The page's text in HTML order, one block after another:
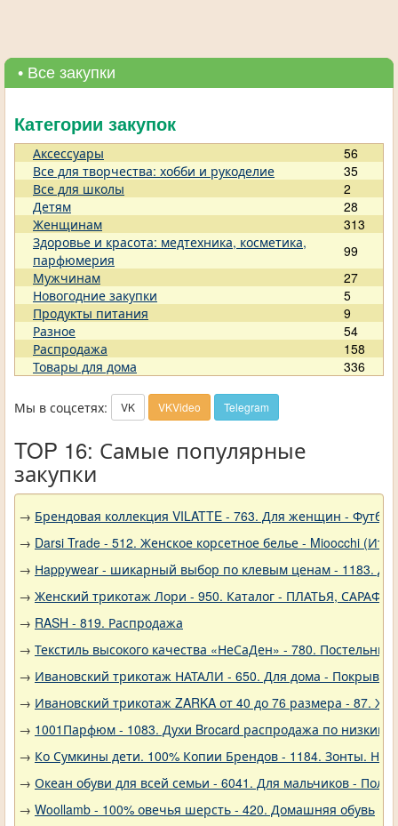
• Все закупки
Категории закупок
Аксессуары
56
Все для творчества: хобби и рукоделие
35
Все для школы
2
Детям
28
Женщинам
313
Здоровье и красота: медтехника, косметика,
парфюмерия
99
Мужчинам
27
Новогодние закупки
5
Продукты питания
9
Разное
54
Распродажа
158
Товары для дома
336
Мы в соцсетях: VK VKVideo Telegram
TOP 16: Самые популярные
закупки
→ Брендовая коллекция VILATTE - 763. Для женщин -
→ Darsi Trade - 512. Женское корсетное белье - Mioocchi
→ Нappywear - шикарный выбор по клевым ценам - 1183.
→ Женский трикотаж Лори - 950. Каталог - ПЛАТЬЯ,
→ RASH - 819. Распродажа
→ Текстиль высокого качества «НеСаДен» - 780.
→ Ивановский трикотаж НАТАЛИ - 650. Для дома -
→ Ивановский трикотаж ZARKA от 40 до 76 размера - 87.
→ 1001Парфюм - 1083. Духи Brocard распродажа по низким
→ Ко Сумкины дети. 100% Копии Брендов - 1184. Зонты.
→ Океан обуви для всей семьи - 6041. Для мальчиков -
→ Woollamb - 100% овечья шерсть - 420. Домашняя обувь